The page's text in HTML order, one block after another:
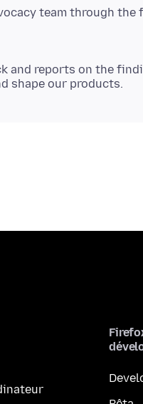
and reports on the